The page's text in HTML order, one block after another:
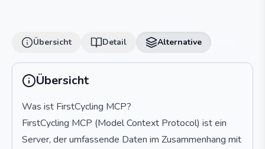
Übersicht Detail Alternative
Übersicht
Was ist FirstCycling MCP?
FirstCycling MCP (Model Context Protocol) ist ein
Server, der umfassende Daten im Zusammenhang mit